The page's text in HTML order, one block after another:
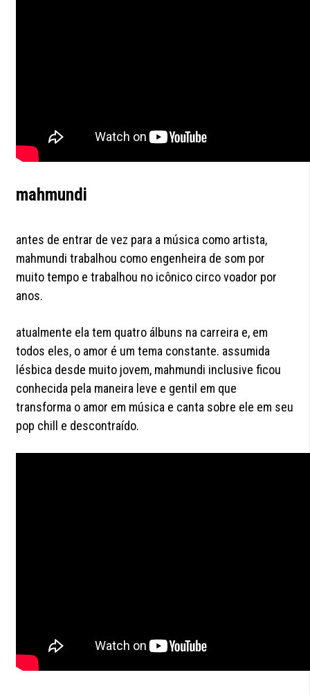
mahmundi
antes de entrar de vez para a música como artista,
mahmundi trabalhou como engenheira de som por
muito tempo e trabalhou no icônico circo voador por
anos.
atualmente ela tem quatro álbuns na carreira e, em
todos eles, o amor é um tema constante. assumida
lésbica desde muito jovem, mahmundi inclusive ficou
conhecida pela maneira leve e gentil em que
transforma o amor em música e canta sobre ele em seu
pop chill e descontraído.